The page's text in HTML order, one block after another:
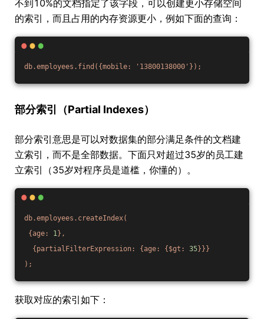
不到10%的文档指定了该字段，可以创建更小存储空间
的索引，而且占用的内存资源更小，例如下面的查询：
db.employees.find({mobile: '13800138000' });
部分索引（Partial Indexes）
部分索引意思是可以对数据集的部分满足条件的文档建
立索引，而不是全部数据。下面只对超过35岁的员工建
立索引（35岁对程序员是道槛，你懂的）。
db.employees.createIndex(
{age:
1},
{partialFilterExpression:
{age: {$gt: 35}}}
);
获取对应的索引如下：